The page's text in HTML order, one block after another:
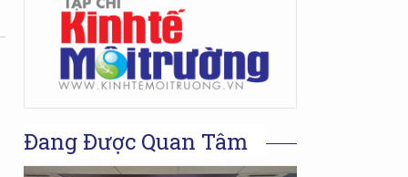
Đang Được Quan Tâm